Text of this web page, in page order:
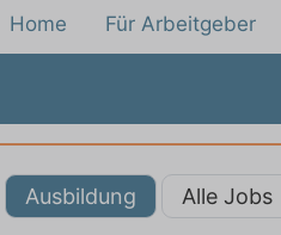
Home Für Arbeitgeber
Ausbildung Alle Jobs